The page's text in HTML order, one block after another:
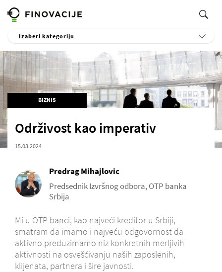
Izaberi kategoriju
BIZNIS
Održivost kao imperativ
15.03.2024
Predrag Mihajlovic
Predsednik Izvršnog odbora, OTP banka
Srbija
Mi u OTP banci, kao najveći kreditor u Srbiji,
smatram da imamo i najveću odgovornost da
aktivno preduzimamo niz konkretnih merljivih
aktivnosti na osvešćivanju naših zaposlenih,
klijenata, partnera i šire javnosti.